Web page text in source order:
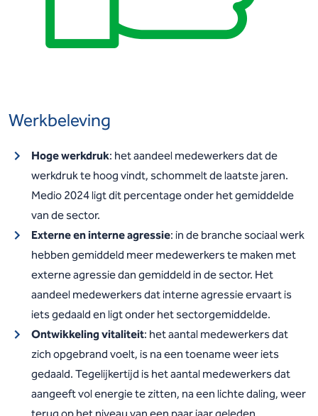
Werkbeleving
Hoge werkdruk: het aandeel medewerkers dat de
werkdruk te hoog vindt, schommelt de laatste jaren.
Medio 2024 ligt dit percentage onder het gemiddelde
van de sector.
Externe en interne agressie: in de branche sociaal werk
hebben gemiddeld meer medewerkers te maken met
externe agressie dan gemiddeld in de sector. Het
aandeel medewerkers dat interne agressie ervaart is
iets gedaald en ligt onder het sectorgemiddelde.
Ontwikkeling vitaliteit: het aantal medewerkers dat
zich opgebrand voelt, is na een toename weer iets
gedaald. Tegelijkertijd is het aantal medewerkers dat
aangeeft vol energie te zitten, na een lichte daling, weer